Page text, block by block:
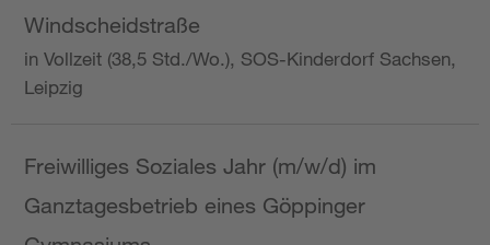
Windscheidstraße
in Vollzeit (38,5 Std./Wo.), SOS-Kinderdorf Sachsen,
Leipzig
Freiwilliges Soziales Jahr (m/w/d) im
Ganztagesbetrieb eines Göppinger